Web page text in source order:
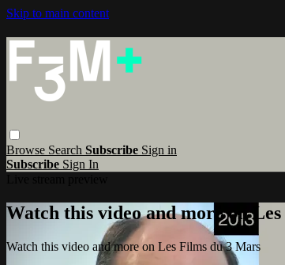
Skip to main content
Browse Search Subscribe Sign in
Subscribe Sign In
Watch this video and more on
Watch this video and more on Les Films du 3 Mars